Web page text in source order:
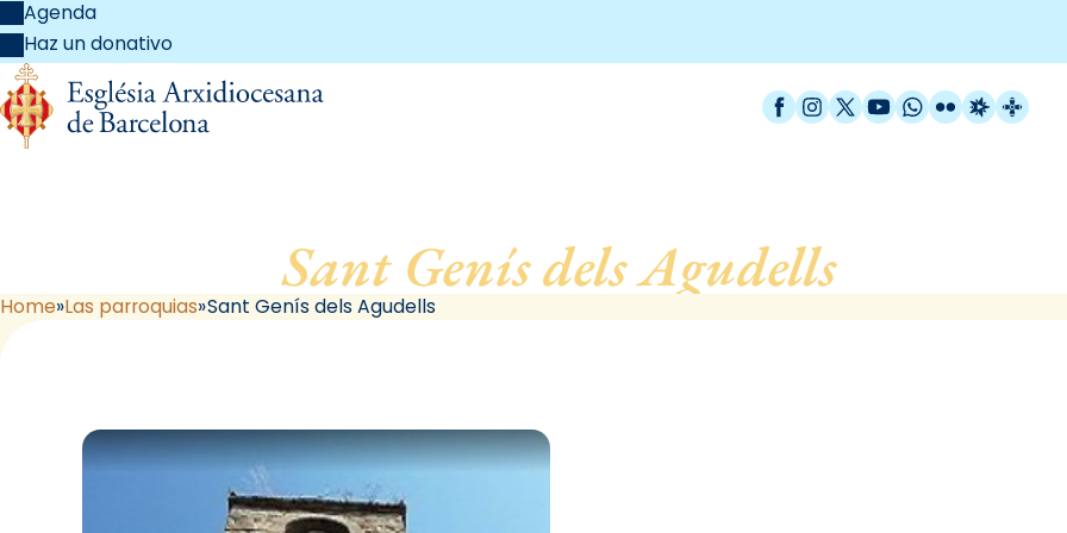
Agenda
Haz un donativo
Facebook
Instagram
X / Twitter
YouTube
WhatsApp
FlickrRadio
Sant Genís dels Agudells, de
Home Las parroquias Sant Genís dels Agudells